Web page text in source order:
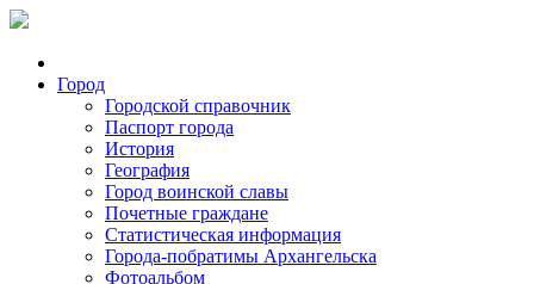
Город
Городской справочник
Паспорт города
История
География
Город воинской славы
Почетные граждане
Статистическая информация
Города-побратимы Архангельска
Фотоальбом